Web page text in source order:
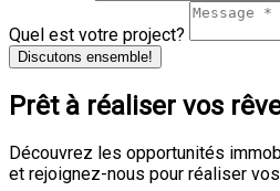
Quel est votre project?
Discutons ensemble!
Prêt à réaliser vos
Découvrez les opportunités
et rejoignez-nous pour réaliser